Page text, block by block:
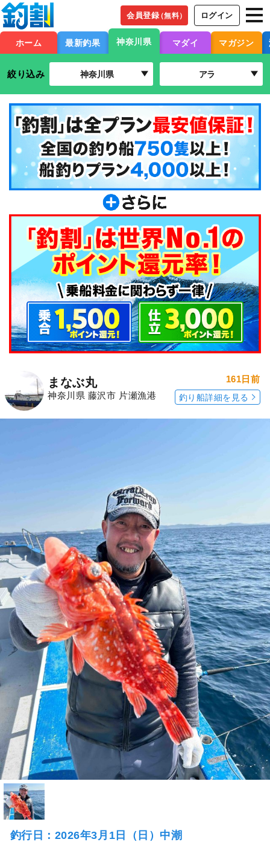
会員登録（無料） ログイン
ホーム 最新釣果 神奈川県 マダイ マガジン
絞り込み 神奈川県 アラ
まなぶ丸
神奈川県 藤沢市 片瀬漁港
161日前
釣り船詳細を見る
釣行日：2026年3月1日（日）中潮